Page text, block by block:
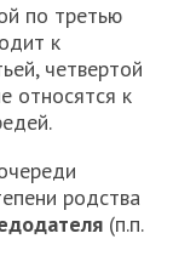
по третью
к
четвертой
относятся к
родства
(п.п.